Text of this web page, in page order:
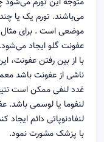
متوجه این تورم
می‌باشند. تورم یک یا
موضعی است . برای مثال
عفونت گلو ایجاد می‌شود.
با از بین رفتن عفونت،
ناشی از عفونت باشد
غدد لنفی ممکن است
لنفوما یا لوسمی باشد.
لنفادنوپاتی دائم ایجاد
با پزشک مشورت نمود.